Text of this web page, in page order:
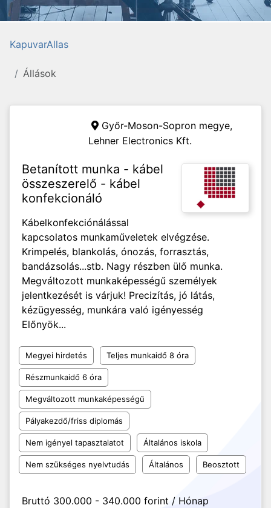
KapuvarAllas
Állások
Győr-Moson-Sopron megye,
Lehner Electronics Kft.
Betanított munka - kábel
összeszerelő - kábel
konfekcionáló
Kábelkonfekciónálással
kapcsolatos munkaműveletek elvégzése.
Krimpelés, blankolás, ónozás, forrasztás,
bandázsolás...stb. Nagy részben ülő munka.
Megváltozott munkaképességű személyek
jelentkezését is várjuk! Precizítás, jó látás,
kézügyesség, munkára való igényesség
Előnyök...
Megyei hirdetés Teljes munkaidő 8 óra
Részmunkaidő 6 óra
Megváltozott munkaképességű
Pályakezdő/friss diplomás
Nem igényel tapasztalatot Általános iskola
Nem szükséges nyelvtudás Általános Beosztott
Bruttó 300.000 - 340.000 forint / Hónap